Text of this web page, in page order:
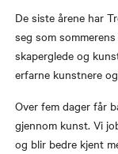
De siste årene har
seg som
skaperglede og
erfarne kunstnere
Over fem dager får
gjennom kunst. Vi
og blir bedre kjent